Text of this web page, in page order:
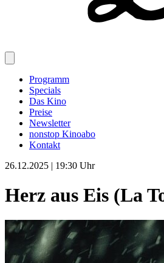
Programm
Specials
Das Kino
Preise
Newsletter
nonstop Kinoabo
Kontakt
26.12.2025 | 19:30 Uhr
Herz aus Eis (La